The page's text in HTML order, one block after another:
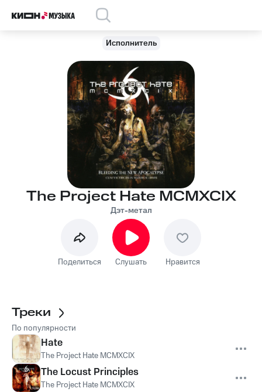
Исполнитель
The Project Hate MCMXCIX
Дэт-метал
Поделиться Слушать Нравится
Треки
По популярности
Hate
The Project Hate MCMXCIX
The Locust Principles
The Project Hate MCMXCIX